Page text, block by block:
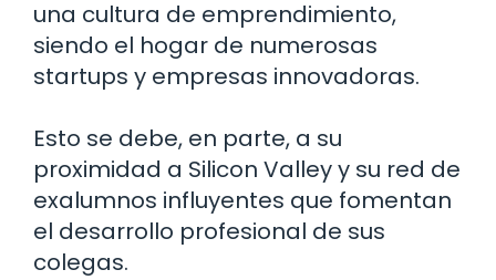
una cultura de emprendimiento,
siendo el hogar de numerosas
startups y empresas innovadoras.
Esto se debe, en parte, a su
proximidad a Silicon Valley y su red de
exalumnos influyentes que fomentan
el desarrollo profesional de sus
colegas.